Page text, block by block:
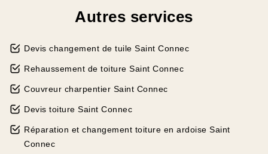
Autres services
Devis changement de tuile Saint Connec
Rehaussement de toiture Saint Connec
Couvreur charpentier Saint Connec
Devis toiture Saint Connec
Réparation et changement toiture en ardoise Saint
Connec